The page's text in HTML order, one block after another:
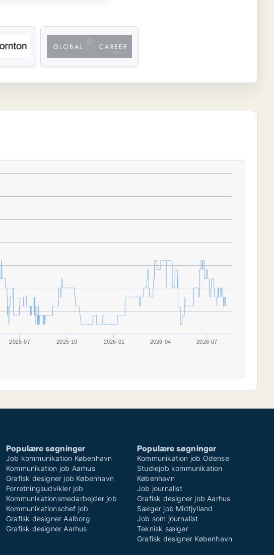
2025-07 2025-10 2026-01 2026-04 2026-07
Populære søgninger
Job kommunikation København
Kommunikation job Aarhus
Grafisk designer job København
Forretningsudvikler job
Kommunikationsmedarbejder job
Kommunikationschef job
Grafisk designer Aalborg
Grafisk designer Aarhus
Populære søgninger
Kommunikation job Odense
Studiejob kommunikation
København
Job journalist
Grafisk designer job Aarhus
Sælger job Midtjylland
Job som journalist
Teknisk sælger
Grafisk designer København